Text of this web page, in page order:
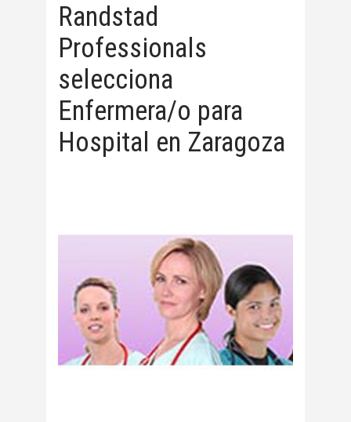
Randstad
Professionals
selecciona
Enfermera/o para
Hospital en Zaragoza